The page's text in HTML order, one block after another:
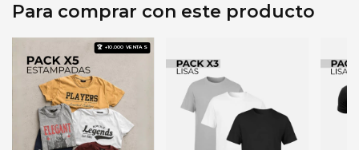
Para comprar con este producto